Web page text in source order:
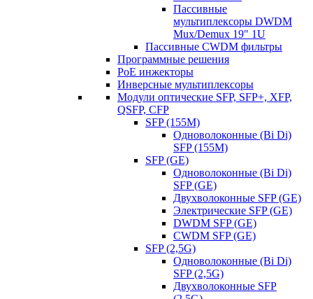
Пассивные
мультиплексоры DWDM
Mux/Demux 19" 1U
Пассивные CWDM фильтры
Программные решения
PoE инжекторы
Инверсные мультиплексоры
Модули оптические SFP, SFP+, XFP,
QSFP, CFP
SFP (155M)
Одноволоконные (Bi Di)
SFP (155M)
SFP (GE)
Одноволоконные (Bi Di)
SFP (GE)
Двухволоконные SFP (GE)
Электрические SFP (GE)
DWDM SFP (GE)
CWDM SFP (GE)
SFP (2,5G)
Одноволоконные (Bi Di)
SFP (2,5G)
Двухволоконные SFP